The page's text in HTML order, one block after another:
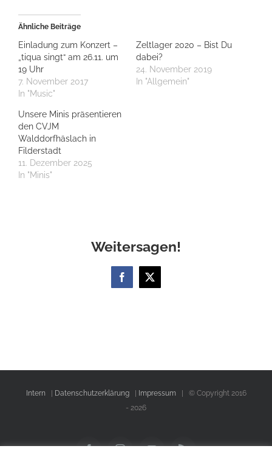
Ähnliche Beiträge
Einladung zum Konzert –
„tiqua singt“ am 26.11. um
19 Uhr
7. November 2017
In "Music"
Zeltlager 2020 – Bist Du
dabei?
24. November 2019
In "Allgemein"
Unsere Minis präsentieren
den CVJM
Walddorfhäslach in
Filderstadt
11. Dezember 2025
In "Minis"
Weitersagen!
Facebook
X
Intern Datenschutzerklärung| Impressum| © Copyright 2016
- 2026